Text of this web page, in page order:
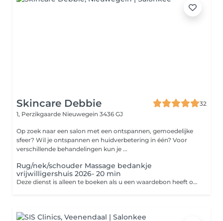
Skincare Debbie
32
1, Perzikgaarde Nieuwegein 3436 GJ
Op zoek naar een salon met een ontspannen, gemoedelijke
sfeer? Wil je ontspannen en huidverbetering in één? Voor
verschillende behandelingen kun je ...
Rug/nek/schouder Massage bedankje
vrijwilligershuis 2026- 20 min
Deze dienst is alleen te boeken als u een waardebon heeft ontvangen. U dient deze bon mee te nemen naar de behandeling.